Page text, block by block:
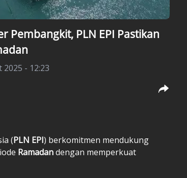
Pembangkit, PLN EPI Pastikan
- 12:23
(PLN EPI) berkomitmen mendukung
Ramadandengan memperkuat